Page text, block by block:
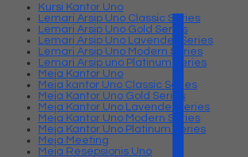
Kursi Kantor Uno
Lemari Arsip Uno Classic Series
Lemari Arsip Uno Gold Series
Lemari Arsip Uno Lavender Series
Lemari Arsip Uno Modern Series
Lemari Arsip uno Platinum Series
Meja Kantor Uno
Meja kantor Uno Classic Series
Meja Kantor Uno Gold Series
Meja Kantor Uno Lavender series
Meja Kantor Uno Modern Series
Meja Kantor Uno Platinum Series
Meja Meeting
Meja Resepsionis Uno